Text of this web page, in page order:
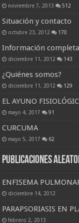
noviembre 7, 2013 512
Situación y contacto
octubre 23, 2012 170
Información completa
diciembre 11, 2012 143
¿Quiénes somos?
diciembre 11, 2012 129
EL AYUNO
mayo 4, 2017 91
CURCUMA
mayo 5, 2017 62
Publicaciones
ENFISEMA
diciembre 14, 2012
PARAPSORIASIS EN
febrero 2, 2013